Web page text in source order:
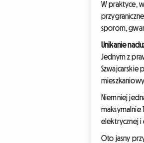
W praktyce,
sporom,
Unikanie
Jednym z
Szwajcarskie
Niemniej
maksymalnie
elektrycznej i
Oto jasny